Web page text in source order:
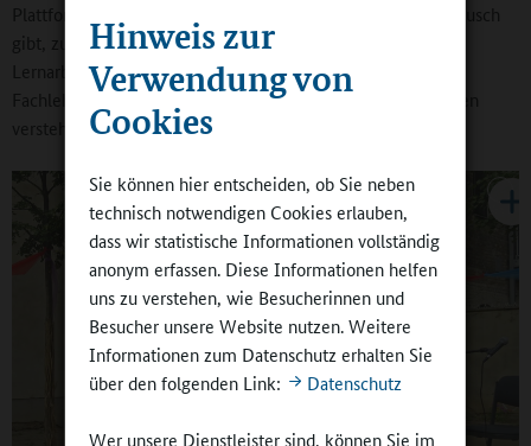
Hinweis zur
Verwendung von
Cookies
Sie können hier entscheiden, ob Sie neben
technisch notwendigen Cookies erlauben,
dass wir statistische Informationen vollständig
anonym erfassen. Diese Informationen helfen
uns zu verstehen, wie Besucherinnen und
Besucher unsere Website nutzen. Weitere
Informationen zum Datenschutz erhalten Sie
über den folgenden Link:
Datenschutz
Wer unsere Dienstleister sind, können Sie im
Plattform für interdisziplinäre Teamarbeit und keinen Austausch
gibt, zu wenig Zeit und Räume für eine nachhaltige Lehr-
Lernarbeit sowie Lehrerinnen und Lehrer, die sich nur als
Fachlehrer, nicht als Pädagogen und Mannschaftsspielerinnen
verstehen“, kann er sich nicht vorstellen.